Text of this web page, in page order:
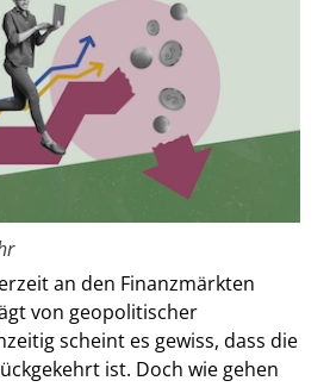
an den Finanzmärkten
von geopolitischer
scheint es gewiss, dass die
ist. Doch wie gehen